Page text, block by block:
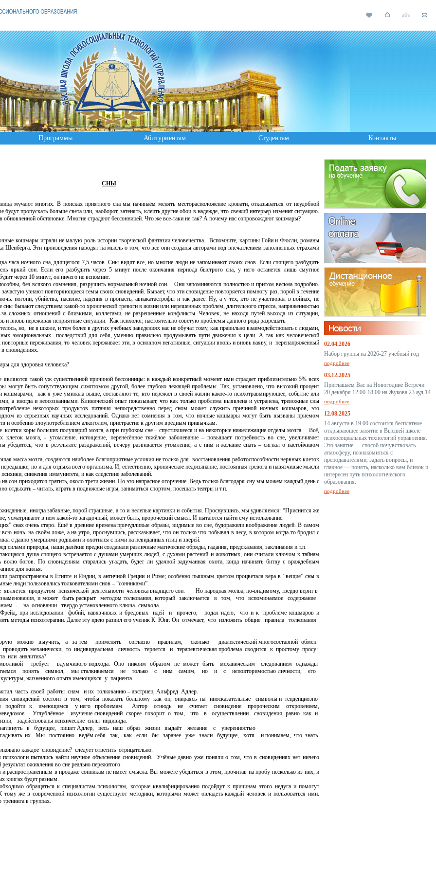
Программы Абитуриентам Студентам Контакты
СНЫ
многих. В поисках приятного сна мы начинаем менять месторасположение кровати, отказываться от неудобной
пропускать больше света или, наоборот, затенять, клеить другие обои в надежде, что свежий интерьер изменит ситуацию.
обстановке. Многие страдают бессонницей. Что же все-таки не так? А почему нас сопровождают кошмары?
играли не малую роль истории творческой фантазии человечества. Вспомните, картины Гойи и Фюсли, романы
Шёнберга. Эти произведения наводят на мысль о том, что все они созданы авторами под впечатлением заполненных страхами
ночного сна, длящегося 7,5 часов. Сны видят все, но многие люди не запоминают своих снов. Если спящего разбудить
яркий сон. Если его разбудить через 5 минут после окончания периода быстрого сна, у него останется лишь смутное
через 10 минут, он ничего не вспомнит.
без всякого сомнения, разрушить нормальный ночной сон. Они запоминаются полностью и притом весьма подробно.
узнают повторяющиеся темы своих сновидений. Бывает, что эти сновидение повторяется помногу раз, порой в течение
погони, убийства, насилие, падения в пропасть, авиакатастрофы и так далее. Ну, а у тех, кто не участвовал в войнах, не
бывают следствием какой-то хронической тревоги в жизни или нерешенных проблем, длительного стресса, напряженностью
сложных отношений с близкими, коллегами, не разрешенные конфликты. Человек, не находя путей выхода из ситуации,
и вновь переживая неприятные ситуации. Как психолог, настоятельно советую проблемы данного рода разрешать.
но, не в школе, и тем более в других учебных заведениях нас не обучат тому, как правильно взаимодействовать с людьми,
эмоциональных последствий для себя, умению правильно продумывать пути движения к цели. А так как человеческой
переживания, то человек переживает эти, в основном негативные, ситуации вновь и вновь наяву, и перенапряженный
в сновидениях.
для здоровья человека?
такой уж существенной причиной бессонницы: в каждый конкретный момент ими страдает приблизительно 5% всех
могут быть сопутствующим симптомом другой, более глубоко лежащей проблемы. Так, установлено, что высокий процент
как я уже уминала выше, составляют те, кто пережил в своей жизни какое-то психотравмирующее, событие или
а иногда и неосознанными. Клинический опыт показывает, что как только проблема выявлена и устранена, тревожные сны
некоторых продуктов питания непосредственно перед сном может служить причиной ночных кошмаров, это
из серьезных научных исследований. Однако нет сомнения в том, что ночные кошмары могут быть вызваны приемом
и особенно злоупотреблением алкоголем, пристрастие к другим вредным привычкам.
коры больших полушарий мозга, а при глубоком сне – спустившееся и на некоторые нижележащие отделы мозга. Всё,
клеток мозга, - утомление, истощение, перенесённое тяжёлое заболевание – повышает потребность во сне, увеличивает
убедитесь, что в результате раздражений, вечеру развивается утомление, а с ним и желание спать – сигнал о настойчивом
мозга, создаются наиболее благоприятные условия не только для восстановления работоспособности нервных клеток
но и для отдыха всего организма. И, естественно, хроническое недосыпание, постоянная тревога и навязчивые мысли
снижения иммунитета, и как следствие заболеваний.
приходится тратить, около трети жизни. Но это напрасное огорчение. Ведь только благодаря сну мы можем каждый день с
отдыхать – читать, играть в подвижные игры, заниматься спортом, посещать театры и т.п.
иногда забавные, порой страшные, а то и нелепые картинки и события. Проснувшись, мы удивляемся: “Приснится же
усматривают в нём какой-то загадочный, может быть, пророческий смысл. И пытаются найти ему истолкование.
снах очень старо. Ещё в древние времена причудливые образы, видимые во сне, будоражили воображение людей. В самом
всю ночь на своём ложе, а на утро, проснувшись, рассказывает, что он только что побывал в лесу, в котором когда-то бродил с
с давно умершими родными и охотился с ними на невиданных птиц и зверей.
силами природы, наши далёкие предки создавали различные магические обряды, гадания, предсказания, заклинания и т.п.
душа спящего встречается с душами умерших людей, с духами растений и животных, они считали ключом к тайнам
богов. По сновидениям старались угадать, будет ли удачной задуманная охота, когда начинать битву с враждебным
для жилья.
в Египте и Индии, в античной Греции и Риме; особенно пышным цветом процветала вера в “вещие” сны в
люди пользовались толкователями снов – “сонниками”.
продуктом психической деятельности человека видящего сон. Но народная молва, по-видимому, твердо верит в
и может быть раскрыт методом толкования, который заключается в том, что вспоминаемое содержание
- на основании твердо установленного ключа- символа.
при исследовании фобий, навязчивых и бредовых идей и прочего, подал идею, что и к проблеме кошмаров и
методы психотерапии. Далее эту идею развил его ученик К. Юнг. Он отмечает, что изложить общие правила толкования
можно выучить, а за тем применять согласно правилам, сколько диалектический многосоставной обмен
механически, то индивидуальная личность теряется и терапевтическая проблема сводится к простому просу:
или аналитика?
требует вдумчивого подхода. Оно никоим образом не может быть механическим следованием однажды
понять символ, мы сталкиваемся не только с ним самим, но и с неповторимостью личности, его
жизненного опыта имеющихся у пациента
часть своей работы снам и их толкованию – австриец Альфред Адлер.
сновидений состоит в том, чтобы показать больному как он, опираясь на иносказательные символы и тенденциозно
подойти к имеющимся у него проблемам. Автор отнюдь не считает сновидение пророческим откровением,
Углублённое изучение сновидений скорее говорит о том, что в осуществлении сновидения, равно как и
задействованы психические силы индивида.
в будущее, пишет Адлер, весь наш образ жизни выдаёт желание с уверенностью
их. Мы постоянно ведём себя так, как если бы заранее уже знали будущее, хотя и понимаем, что знать
каждое сновидение? следует ответить отрицательно.
пытались найти научное объяснение сновидений. Учёные давно уже поняли о том, что в сновидениях нет ничего
оживления во сне реально пережитого.
в продаже сонникам не имеет смысла. Вы можете убедиться в этом, прочитав на пробу несколько из них, и
книгах будет разным.
обращаться к специалистам-психологам, которые квалифицированно подойдут к причинам этого недуга и помогут
тому же в современной психологии существуют методики, которыми может овладеть каждый человек и пользоваться ими.
в группах.
02.04.2026
Набор группы на 2026-27 учебный год
подробнее
03.12.2025
Приглашаем Вас на Новогодние Встречи
20 декабря 12.00-18.00 на Жукова 23 ауд.14
подробнее
12.08.2025
14 августа в 19.00 состоится бесплатное
открывающее занятие в Высшей школе
психосоциальных технологий управления.
Это занятие — способ почувствовать
атмосферу, познакомиться с
преподавателями, задать вопросы, и
главное — понять, насколько вам близок и
интересен путь психологического
образования.
подробнее